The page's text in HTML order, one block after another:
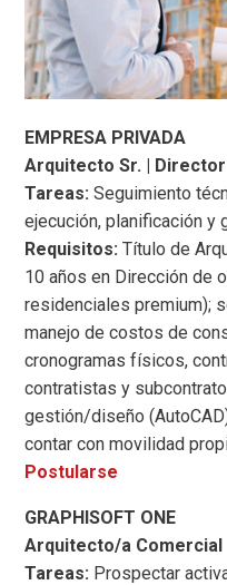
EMPRESA PRIVADA
Arquitecto Sr. |
Tareas: Seguimiento
ejecución, planificación y
Requisitos: Título de
10 años en Dirección de
residenciales premium);
manejo de costos de
cronogramas físicos,
contratistas y
gestión/diseño
contar con movilidad
Postularse
GRAPHISOFT ONE
Arquitecto/a Comercial
Tareas: Prospectar